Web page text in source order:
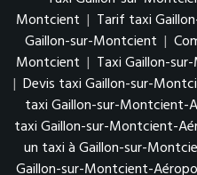
Montcient | Tarif taxi
Gaillon-sur-Montcient |
Montcient | Taxi Gaillon-
| Devis taxi Gaillon-sur-
taxi Gaillon-sur-Montcient-
taxi Gaillon-sur-Montcient-
un taxi à Gaillon-sur-
Gaillon-sur-Montcient-